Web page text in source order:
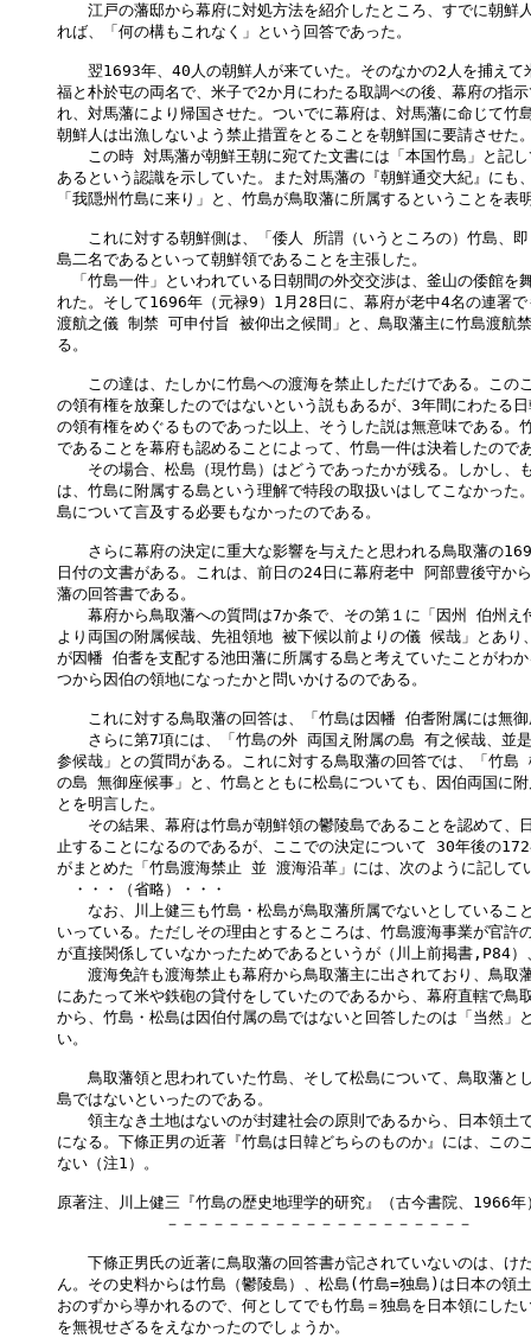
江戸の藩邸から幕府に対処方法を紹介したところ、すでに朝鮮
れば、「何の構もこれなく」という回答であった。
翌1693年、40人の朝鮮人が来ていた。そのなかの2人を捕えて
福と朴於屯の両名で、米子で2か月にわたる取調べの後、幕府の指
れ、対馬藩により帰国させた。ついでに幕府は、対馬藩に命じて竹
朝鮮人は出漁しないよう禁止措置をとることを朝鮮国に要請させた
この時 対馬藩が朝鮮王朝に宛てた文書には「本国竹島」と記し
あるという認識を示していた。また対馬藩の『朝鮮通交大紀』にも
「我隠州竹島に来り」と、竹島が鳥取藩に所属するということを表
これに対する朝鮮側は、「倭人 所謂（いうところの）竹島、
島二名であるといって朝鮮領であることを主張した。
「竹島一件」といわれている日朝間の外交交渉は、釜山の倭館を
れた。そして1696年（元禄9）1月28日に、幕府が老中4名の連署
渡航之儀 制禁 可申付旨 被仰出之候間」と、鳥取藩主に竹島渡航
る。
この達は、たしかに竹島への渡海を禁止しただけである。この
の領有権を放棄したのではないという説もあるが、3年間にわたる
の領有権をめぐるものであった以上、そうした説は無意味である。
であることを幕府も認めることによって、竹島一件は決着したので
その場合、松島（現竹島）はどうであったかが残る。しかし、
は、竹島に附属する島という理解で特段の取扱いはしてこなかった
島について言及する必要もなかったのである。
さらに幕府の決定に重大な影響を与えたと思われる鳥取藩の
日付の文書がある。これは、前日の24日に幕府老中 阿部豊後守か
藩の回答書である。
幕府から鳥取藩への質問は7か条で、その第１に「因州 伯州え
より両国の附属候哉、先祖領地 被下候以前よりの儀 候哉」とあり
が因幡 伯耆を支配する池田藩に所属する島と考えていたことがわ
つから因伯の領地になったかと問いかけるのである。
これに対する鳥取藩の回答は、「竹島は因幡 伯耆附属には無御
さらに第7項には、「竹島の外 両国え附属の島 有之候哉、並
参候哉」との質問がある。これに対する鳥取藩の回答では、「竹
の島 無御座候事」と、竹島とともに松島についても、因伯両国に
とを明言した。
その結果、幕府は竹島が朝鮮領の鬱陵島であることを認めて、
止することになるのであるが、ここでの決定について 30年後の
がまとめた「竹島渡海禁止 並 渡海沿革」には、次のように記して
・・・（省略）・・・
なお、川上健三も竹島・松島が鳥取藩所属でないとしているこ
いっている。ただしその理由とするところは、竹島渡海事業が官許
が直接関係していなかったためであるというが（川上前掲書,P84
渡海免許も渡海禁止も幕府から鳥取藩主に出されており、鳥取
にあたって米や鉄砲の貸付をしていたのであるから、幕府直轄で鳥
から、竹島・松島は因伯付属の島ではないと回答したのは「当然」
い。
鳥取藩領と思われていた竹島、そして松島について、鳥取藩と
島ではないといったのである。
領主なき土地はないのが封建社会の原則であるから、日本領土
になる。下條正男の近著『竹島は日韓どちらのものか』には、この
ない（注1）。
原著注、川上健三『竹島の歴史地理学的研究』（古今書院、1966年
－－－－－－－－－－－－－－－－－－－－
下條正男氏の近著に鳥取藩の回答書が記されていないのは、け
ん。その史料からは竹島（鬱陵島）、松島(竹島=独島)は日本の領
おのずから導かれるので、何としてでも竹島＝独島を日本領にした
を無視せざるをえなかったのでしょうか。